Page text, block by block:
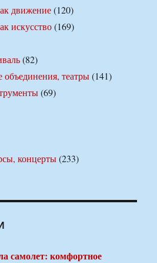
движение(120)
искусство(169)
(82)
объединения, театры(141)
(69)
концерты(233)
самолет: комфортное